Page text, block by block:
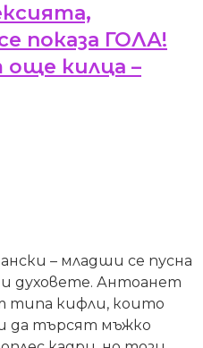
показа ГОЛА!
килца –
– младши се пусна
духовете. Антоанет
типа кифли, които
да търсят мъжко